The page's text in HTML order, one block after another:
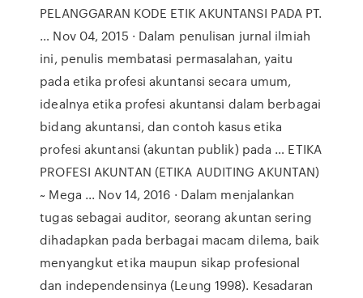
PELANGGARAN KODE ETIK AKUNTANSI PADA PT.
… Nov 04, 2015 · Dalam penulisan jurnal ilmiah
ini, penulis membatasi permasalahan, yaitu
pada etika profesi akuntansi secara umum,
idealnya etika profesi akuntansi dalam berbagai
bidang akuntansi, dan contoh kasus etika
profesi akuntansi (akuntan publik) pada … ETIKA
PROFESI AKUNTAN (ETIKA AUDITING AKUNTAN)
~ Mega ... Nov 14, 2016 · Dalam menjalankan
tugas sebagai auditor, seorang akuntan sering
dihadapkan pada berbagai macam dilema, baik
menyangkut etika maupun sikap profesional
dan independensinya (Leung 1998). Kesadaran